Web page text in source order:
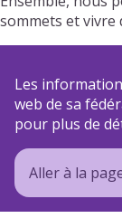
sommets et vivre
Les
web de sa
pour plus de
Aller à la